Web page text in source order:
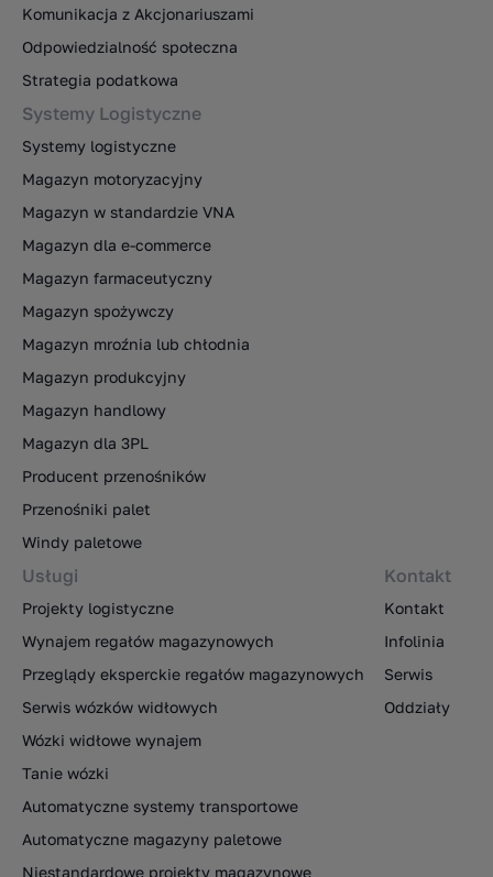
Komunikacja z Akcjonariuszami
Odpowiedzialność społeczna
Strategia podatkowa
Systemy Logistyczne
Systemy logistyczne
Magazyn motoryzacyjny
Magazyn w standardzie VNA
Magazyn dla e-commerce
Magazyn farmaceutyczny
Magazyn spożywczy
Magazyn mroźnia lub chłodnia
Magazyn produkcyjny
Magazyn handlowy
Magazyn dla 3PL
Producent przenośników
Przenośniki palet
Windy paletowe
Usługi
Projekty logistyczne
Wynajem regałów magazynowych
Przeglądy eksperckie regałów magazynowych
Serwis wózków widłowych
Wózki widłowe wynajem
Tanie wózki
Automatyczne systemy transportowe
Automatyczne magazyny paletowe
Niestandardowe projekty magazynowe
Kontakt
Kontakt
Infolinia
Serwis
Oddziały